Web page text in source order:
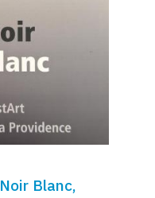
Blanc,